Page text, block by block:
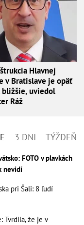
Hlavnej
v Bratislave je opäť
bližšie, uviedol
Ráž
3 DNI TÝŽDEŇ
FOTO v plavkách
nevidí
pri Šali: 8 ľudí
Tvrdila, že je v